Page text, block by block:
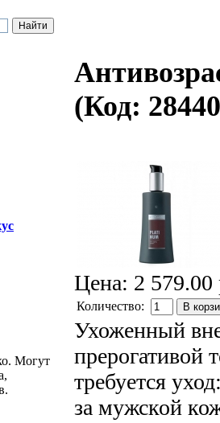
(Код: 28440
Цена: 2 579.00
Количество: В
Ухоженный
требуется
за мужской
Могут